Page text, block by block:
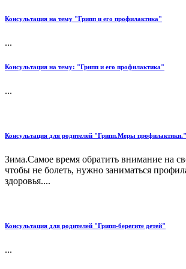
Консультация на тему "Грипп и его профилактика"
...
Консультация на тему: "Грипп и его профилактика"
...
Консультация для родителей "Грипп.Меры профилактики."
Зима.Самое время обратить внимание на
чтобы не болеть, нужно заниматься
здоровья....
Консультация для родителей "Грипп-берегите детей"
...